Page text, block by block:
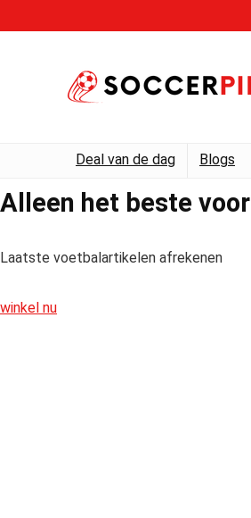
Deal van de dag Blogs
Alleen het beste voor
Laatste voetbalartikelen afrekenen
winkel nu